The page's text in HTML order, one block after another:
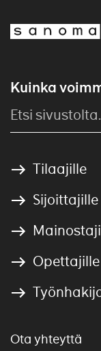
Kuinka
Tilaajille
Sijoittajille
Opettajille
Ota yhteyttä